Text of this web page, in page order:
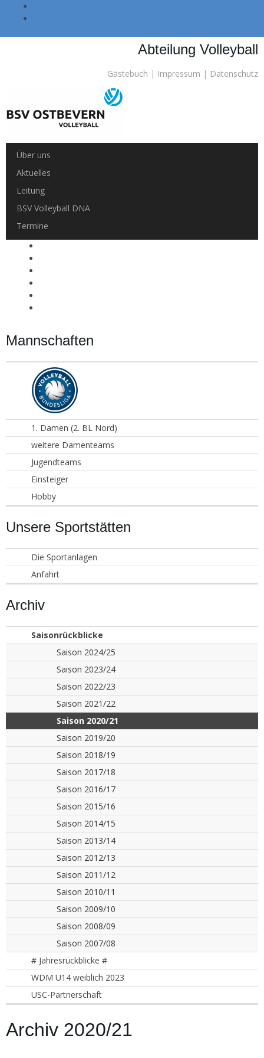
Abteilung Volleyball
Gästebuch | Impressum | Datenschutz
Über uns
Aktuelles
Leitung
BSV Volleyball DNA
Termine
Mannschaften
1. Damen (2. BL Nord)
weitere Damenteams
Jugendteams
Einsteiger
Hobby
Unsere Sportstätten
Die Sportanlagen
Anfahrt
Archiv
Saisonrückblicke
Saison 2024/25
Saison 2023/24
Saison 2022/23
Saison 2021/22
Saison 2020/21
Saison 2019/20
Saison 2018/19
Saison 2017/18
Saison 2016/17
Saison 2015/16
Saison 2014/15
Saison 2013/14
Saison 2012/13
Saison 2011/12
Saison 2010/11
Saison 2009/10
Saison 2008/09
Saison 2007/08
# Jahresrückblicke #
WDM U14 weiblich 2023
USC-Partnerschaft
Archiv 2020/21